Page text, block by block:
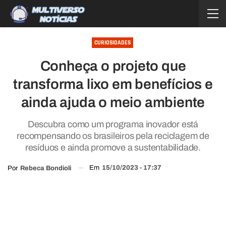
CURIOSIDADES
Conheça o projeto que
transforma lixo em benefícios e
ainda ajuda o meio ambiente
Descubra como um programa inovador está
recompensando os brasileiros pela reciclagem de
resíduos e ainda promove a sustentabilidade.
Por Rebeca Bondioli Em 15/10/2023 - 17:37